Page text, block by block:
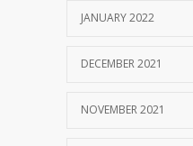
JANUARY 2022
DECEMBER 2021
NOVEMBER 2021